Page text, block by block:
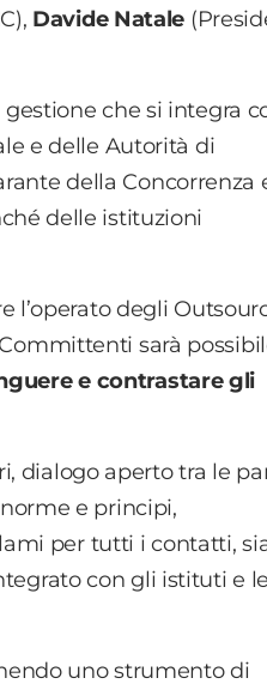
Davide Natale
che si integra
e delle Autorità di
della Concorrenza
delle istituzioni
l’operato degli
sarà
e contrastare gli
dialogo aperto tra le
e principi,
per tutti i contatti,
con gli istituti e le
uno strumento di